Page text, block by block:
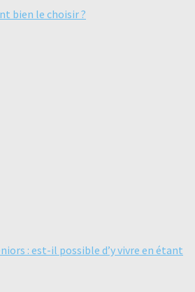
bien le choisir ?
: est-il possible d’y vivre en étant